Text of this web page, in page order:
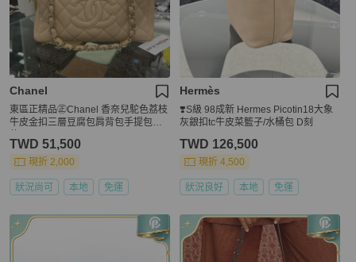
Chanel
東區正精品㊣Chanel 香奈兒駝色荔枝
牛皮金扣三層豆腐包肩背包手提包小
TWD 51,500
現折 2,000
狀況尚可 本地 免運
Hermès
❣️S級 98成新 Hermes Picotin18大象
灰銀扣tc牛皮菜籃子/水桶包 D刻
TWD 126,500
現折 4,500
狀況良好 本地 免運